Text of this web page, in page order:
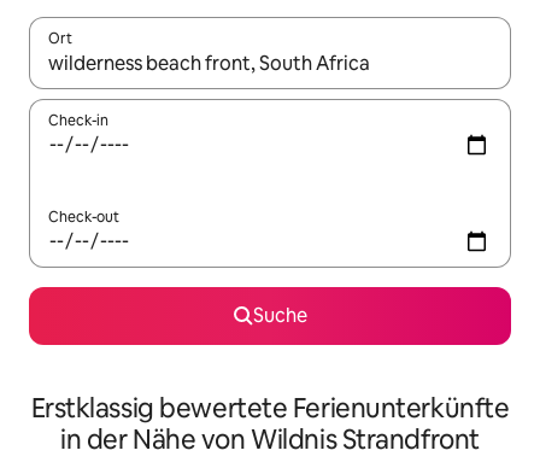
Ort
Wenn Ergebnisse verfügbar sind, navigiere mit den
Check-in
Check-out
Suche
Erstklassig bewertete Ferienunterkünfte
in der Nähe von Wildnis Strandfront